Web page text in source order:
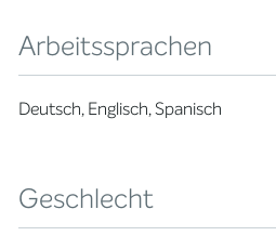
Arbeitssprachen
Deutsch, Englisch, Spanisch
Geschlecht